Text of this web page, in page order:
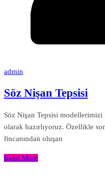
admin
Söz Nişan Tepsisi
Söz Nişan Tepsisi
olarak hazırlıyoruz. Özellikle
fincanından oluşan
Read More